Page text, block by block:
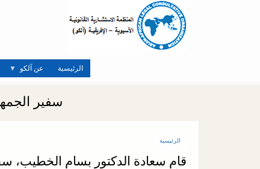
الرئيسية عن آلكو
سفير
الرئيسية
قام سعادة الدكتور بسام الخطيب،